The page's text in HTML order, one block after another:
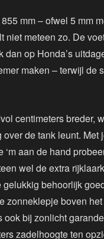
mm – ofwel 5 mm
niet meteen zo. De
dan op Honda’s
maken – terwijl de
centimeters breder,
de tank leunt.
aan de hand
wel de extra
behoorlijk
zonneklepje boven
bij zonlicht
zadelhoogte ten